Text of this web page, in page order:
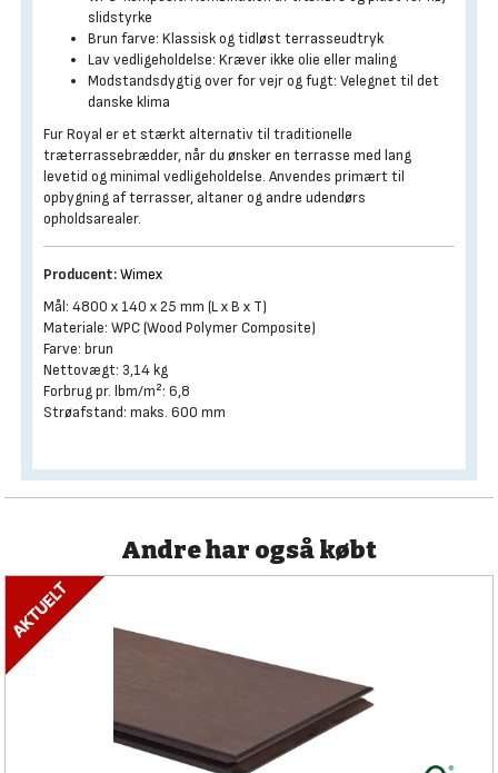
slidstyrke
Brun farve: Klassisk og tidløst terrasseudtryk
Lav vedligeholdelse: Kræver ikke olie eller maling
Modstandsdygtig over for vejr og fugt: Velegnet til det
danske klima
Fur Royal er et stærkt alternativ til traditionelle
træterrassebrædder, når du ønsker en terrasse med lang
levetid og minimal vedligeholdelse. Anvendes primært til
opbygning af terrasser, altaner og andre udendørs
opholdsarealer.
Producent:Wimex
Mål: 4800 x 140 x 25 mm (L x B x T)
Materiale: WPC (Wood Polymer Composite)
Farve: brun
Nettovægt: 3,14 kg
Forbrug pr. lbm/m²: 6,8
Strøafstand: maks. 600 mm
Andre har også købt